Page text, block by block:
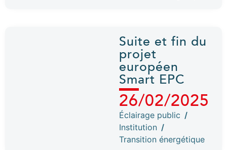
Suite et fin du
projet
européen
Smart EPC
26/02/2025
Éclairage public /
Institution /
Transition énergétique